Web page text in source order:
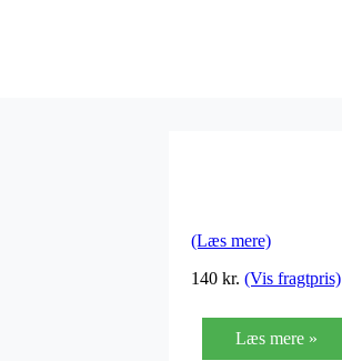
(Læs mere)
140 kr. (Vis fragtpris)
Læs mere »